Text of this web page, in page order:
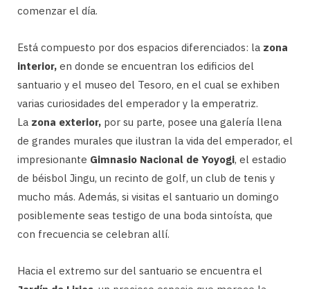
comenzar el día.
Está compuesto por dos espacios diferenciados: la zona
interior, en donde se encuentran los edificios del
santuario y el museo del Tesoro, en el cual se exhiben
varias curiosidades del emperador y la emperatriz.
La zona exterior, por su parte, posee una galería llena
de grandes murales que ilustran la vida del emperador, el
impresionante Gimnasio Nacional de Yoyogi, el estadio
de béisbol Jingu, un recinto de golf, un club de tenis y
mucho más. Además, si visitas el santuario un domingo
posiblemente seas testigo de una boda sintoísta, que
con frecuencia se celebran allí.
Hacia el extremo sur del santuario se encuentra el